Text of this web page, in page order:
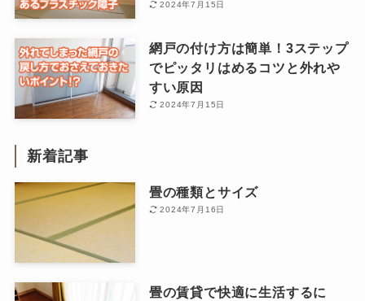
2024年7月15日
網戸の付け方は簡単！3ステップ
でピッタリはめるコツと外れや
すい原因
2024年7月15日
新着記事
畳の種類とサイズ
2024年7月16日
畳の賃貸で快適に生活するに